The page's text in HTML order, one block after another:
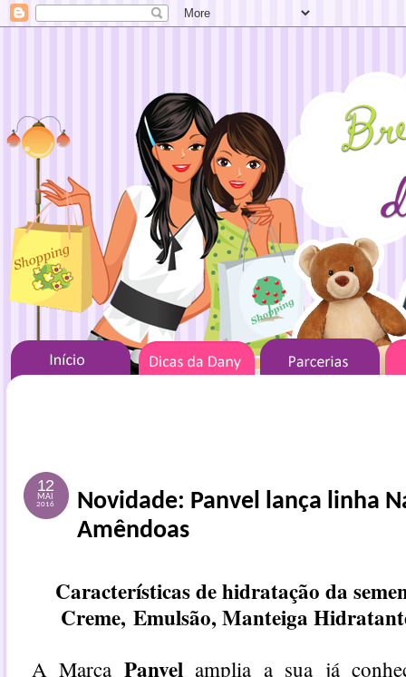
12
MAI
2016
Novidade: Panvel lança linha
Amêndoas
Características de hidratação da
Creme, Emulsão, Manteiga
A Marca Panvel amplia a sua já